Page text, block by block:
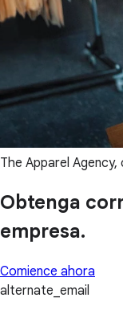
The Apparel
Obtenga
empresa.
Comience ahora
alternate_email